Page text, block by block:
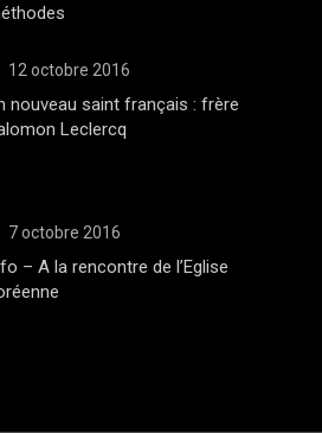
12 octobre 2016
nouveau saint français : frère
Leclercq
7 octobre 2016
– A la rencontre de l’Eglise